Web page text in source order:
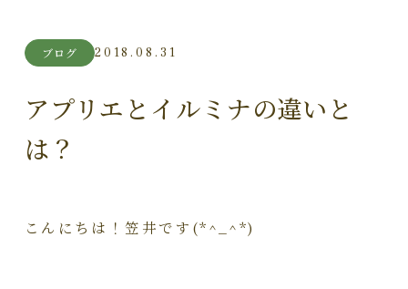
ブログ 2018.08.31
アプリエとイルミナの違いと
は？
こんにちは！笠井です(*^_^*)